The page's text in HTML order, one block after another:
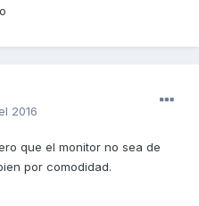
2016
que el monitor no sea de
por comodidad.